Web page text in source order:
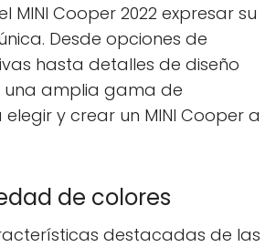
MINI Cooper 2022 expresar su
Desde opciones de
hasta detalles de diseño
una amplia gama de
y crear un MINI Cooper a
de colores
destacadas de las